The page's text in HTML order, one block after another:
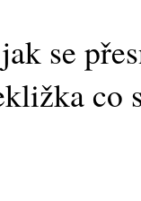
se
co